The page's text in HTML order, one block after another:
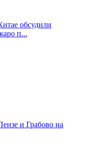
обсудили
п...
и Грабово на